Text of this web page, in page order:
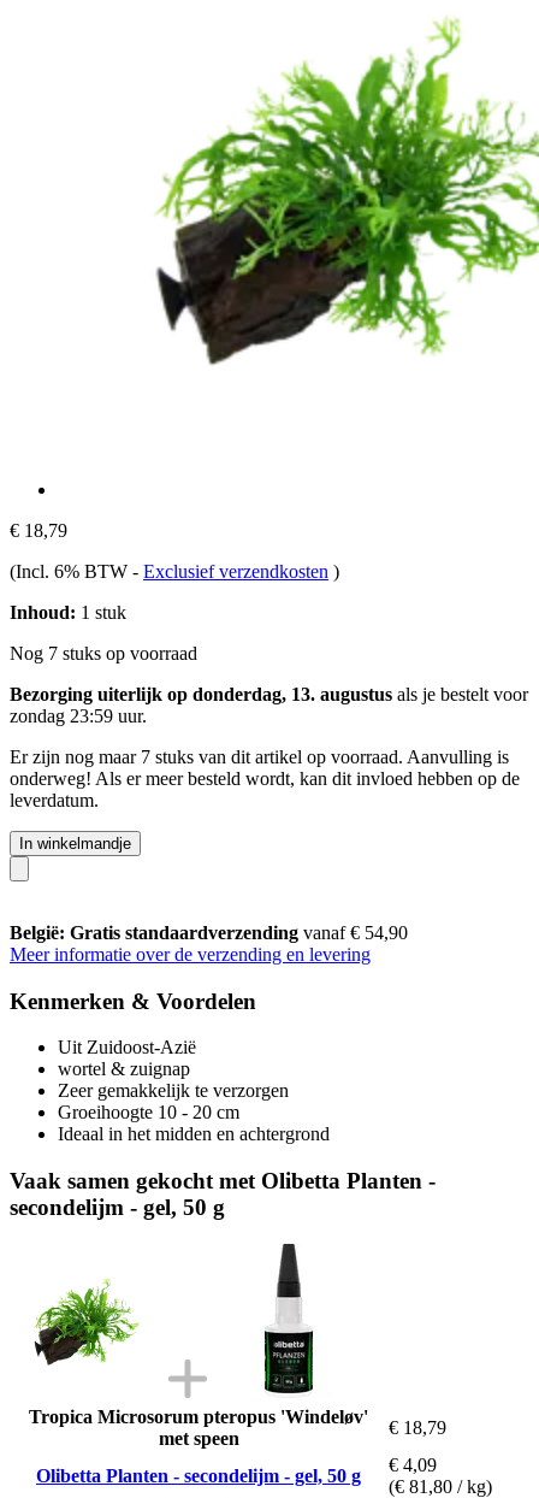
€ 18,79
(Incl. 6% BTW - Exclusief verzendkosten )
Inhoud: 1 stuk
Nog 7 stuks op voorraad
Bezorging uiterlijk op donderdag, 13. augustus als je bestelt voor
zondag 23:59 uur.
Er zijn nog maar 7 stuks van dit artikel op voorraad. Aanvulling is
onderweg! Als er meer besteld wordt, kan dit invloed hebben op de
leverdatum.
In winkelmandje
België: Gratis standaardverzending vanaf € 54,90
Meer informatie over de verzending en levering
Kenmerken & Voordelen
Uit Zuidoost-Azië
wortel & zuignap
Zeer gemakkelijk te verzorgen
Groeihoogte 10 - 20 cm
Ideaal in het midden en achtergrond
Vaak samen gekocht met Olibetta Planten -
secondelijm - gel, 50 g
Tropica Microsorum pteropus 'Windeløv'
met speen
€ 18,79
Olibetta Planten - secondelijm - gel, 50 g
€ 4,09
(€ 81,80 / kg)